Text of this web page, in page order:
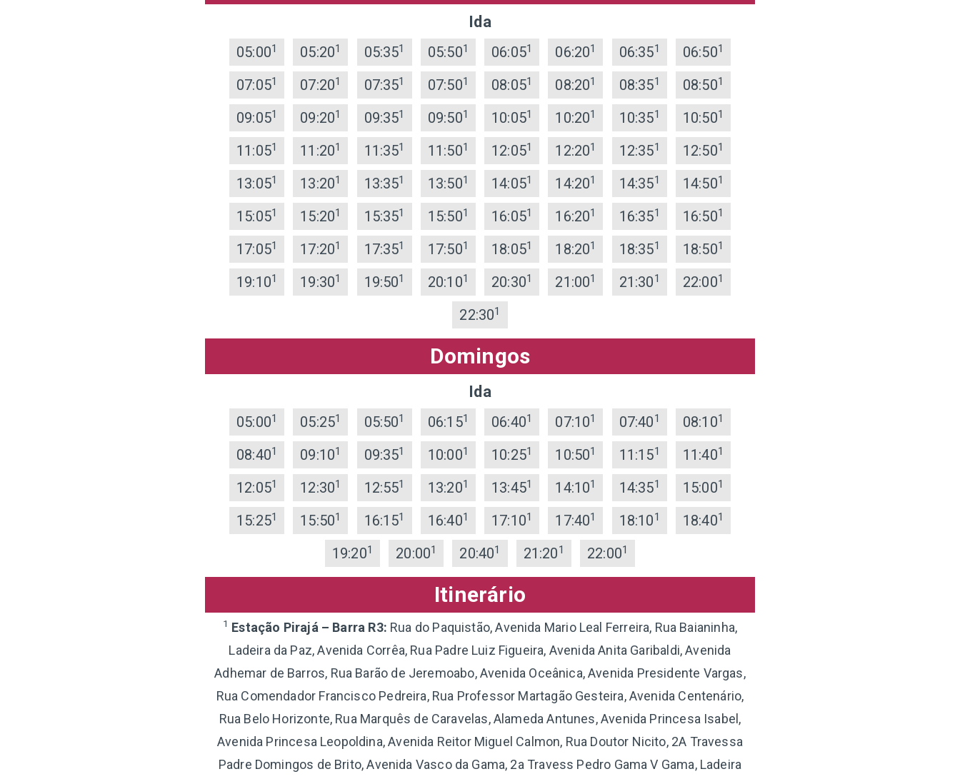
Ida
05:001 05:201 05:351 05:501 06:051 06:201 06:351 06:501
07:051 07:201 07:351 07:501 08:051 08:201 08:351 08:501
09:051 09:201 09:351 09:501 10:051 10:201 10:351 10:501
11:051 11:201 11:351 11:501 12:051 12:201 12:351 12:501
13:051 13:201 13:351 13:501 14:051 14:201 14:351 14:501
15:051 15:201 15:351 15:501 16:051 16:201 16:351 16:501
17:051 17:201 17:351 17:501 18:051 18:201 18:351 18:501
19:101 19:301 19:501 20:101 20:301 21:001 21:301 22:001
22:301
Domingos
Ida
05:001 05:251 05:501 06:151 06:401 07:101 07:401 08:101
08:401 09:101 09:351 10:001 10:251 10:501 11:151 11:401
12:051 12:301 12:551 13:201 13:451 14:101 14:351 15:001
15:251 15:501 16:151 16:401 17:101 17:401 18:101 18:401
19:201 20:001 20:401 21:201 22:001
Itinerário
1 Estação Pirajá – Barra R3: Rua do Paquistão, Avenida Mario Leal Ferreira, Rua Baianinha,
Ladeira da Paz, Avenida Corrêa, Rua Padre Luiz Figueira, Avenida Anita Garibaldi, Avenida
Adhemar de Barros, Rua Barão de Jeremoabo, Avenida Oceânica, Avenida Presidente Vargas,
Rua Comendador Francisco Pedreira, Rua Professor Martagão Gesteira, Avenida Centenário,
Rua Belo Horizonte, Rua Marquês de Caravelas, Alameda Antunes, Avenida Princesa Isabel,
Avenida Princesa Leopoldina, Avenida Reitor Miguel Calmon, Rua Doutor Nicito, 2A Travessa
Padre Domingos de Brito, Avenida Vasco da Gama, 2a Travess Pedro Gama V Gama, Ladeira